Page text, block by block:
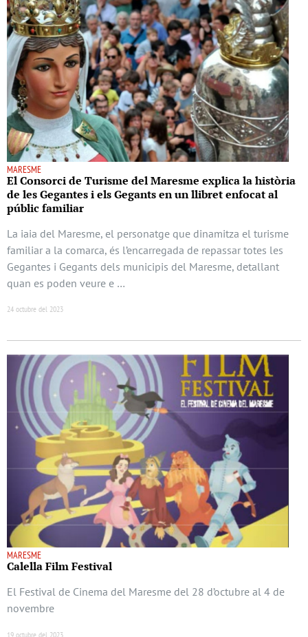
MARESME
El Consorci de Turisme del Maresme explica la història
de les Gegantes i els Gegants en un llibret enfocat al
públic familiar
La iaia del Maresme, el personatge que dinamitza el turisme
familiar a la comarca, és l’encarregada de repassar totes les
Gegantes i Gegants dels municipis del Maresme, detallant
quan es poden veure e …
24 octubre del 2023
MARESME
Calella Film Festival
El Festival de Cinema del Maresme del 28 d’octubre al 4 de
novembre
19 octubre del 2023